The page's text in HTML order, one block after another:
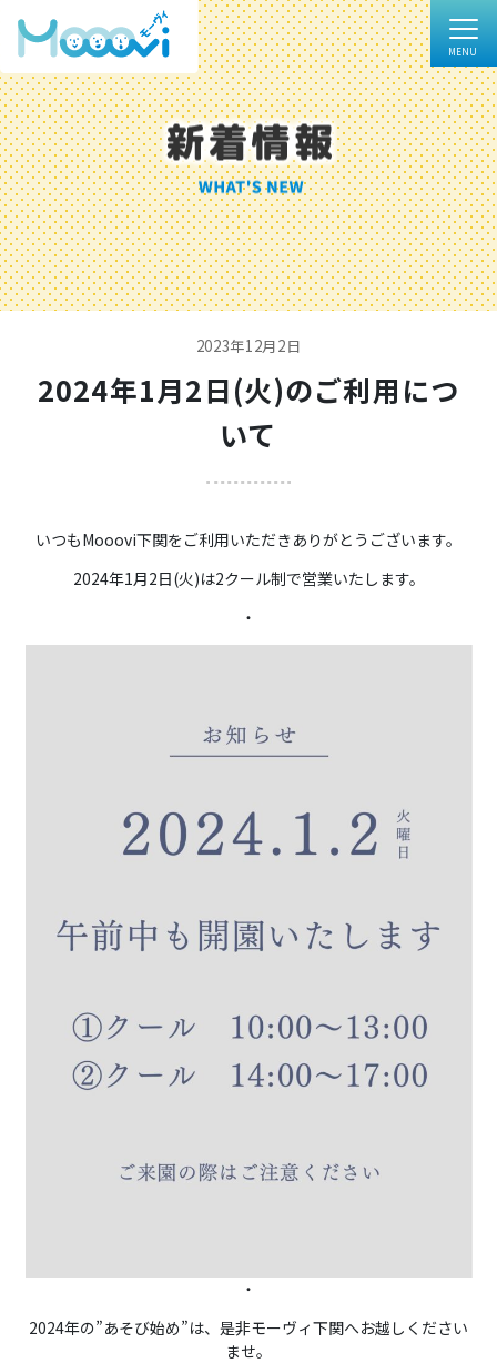
2023年12月2日
2024年1月2日(火)のご利用につ
いて
いつもMooovi下関をご利用いただきありがとうございます。
2024年1月2日(火)は2クール制で営業いたします。
・
・
2024年の”あそび始め”は、是非モーヴィ下関へお越しください
ませ。